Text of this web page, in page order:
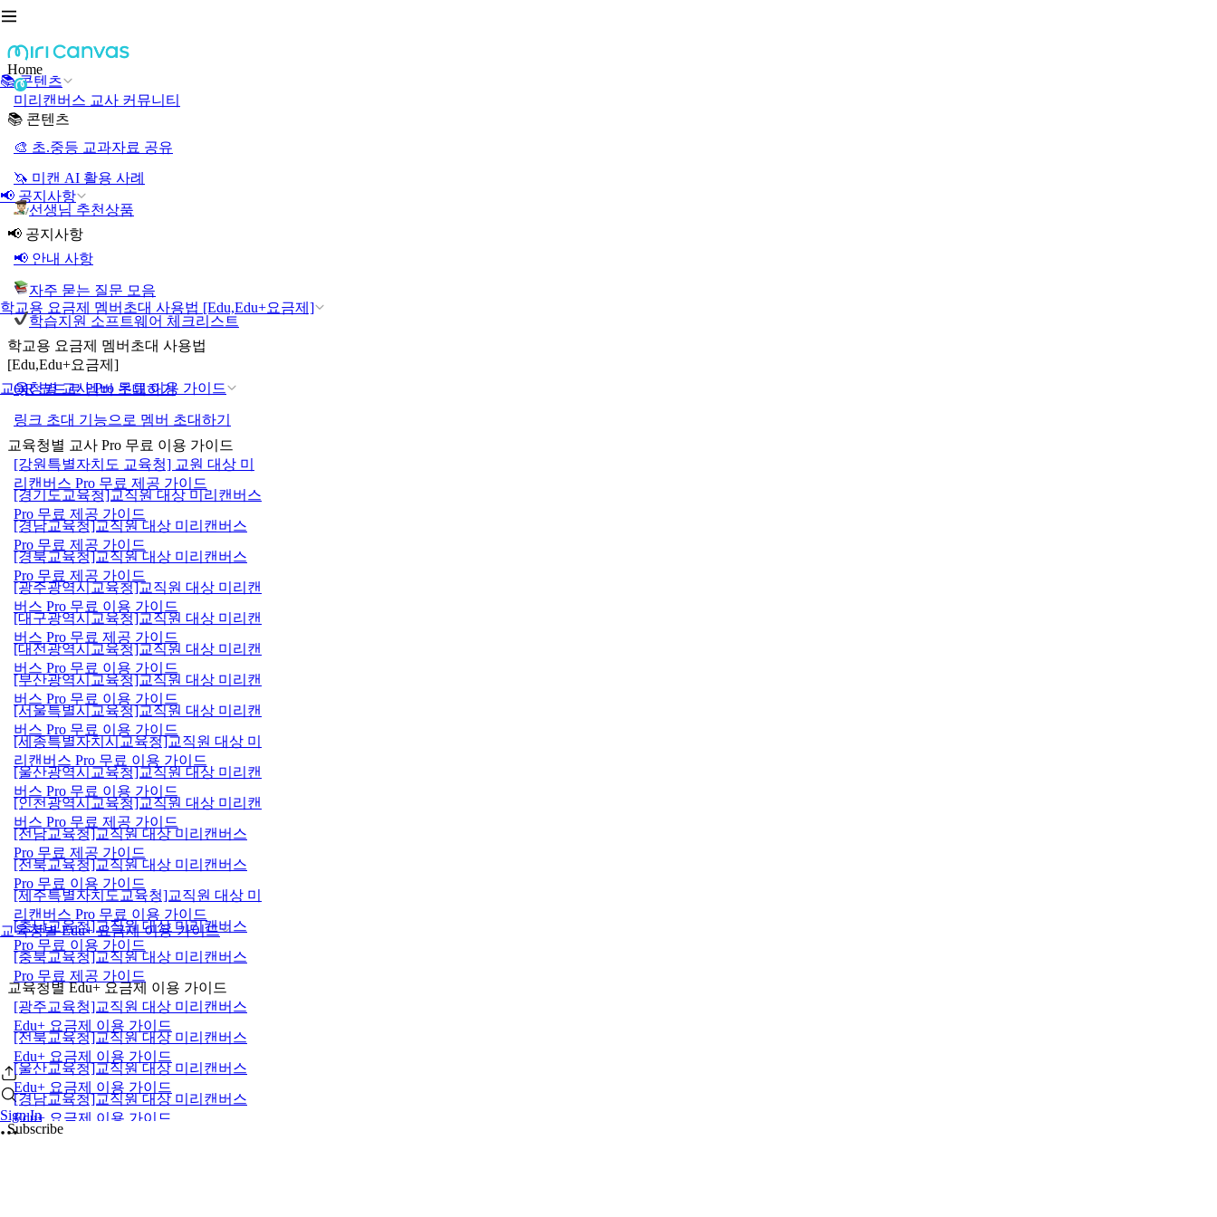
📚 콘텐츠
📢 공지사항
학교용 요금제 멤버초대 사용법 [Edu,Edu+요금제]
교육청별 교사 Pro 무료 이용 가이드
교육청별 Edu+ 요금제 이용 가이드
Sign In
Home
미리캔버스 교사 커뮤니티
📚 콘텐츠
🎨 초.중등 교과자료 공유
🦄 미캔 AI 활용 사례
선생님 추천상품
📢 공지사항
📢 안내 사항
자주 묻는 질문 모음
학습지원 소프트웨어 체크리스트
학교용 요금제 멤버초대 사용법
[Edu,Edu+요금제]
QR 코드로 멤버 초대하기
링크 초대 기능으로 멤버 초대하기
교육청별 교사 Pro 무료 이용 가이드
[강원특별자치도 교육청] 교원 대상 미
리캔버스 Pro 무료 제공 가이드
[경기도교육청]교직원 대상 미리캔버스
Pro 무료 제공 가이드
[경남교육청]교직원 대상 미리캔버스
Pro 무료 제공 가이드
[경북교육청]교직원 대상 미리캔버스
Pro 무료 제공 가이드
[광주광역시교육청]교직원 대상 미리캔
버스 Pro 무료 이용 가이드
[대구광역시교육청]교직원 대상 미리캔
버스 Pro 무료 제공 가이드
[대전광역시교육청]교직원 대상 미리캔
버스 Pro 무료 이용 가이드
[부산광역시교육청]교직원 대상 미리캔
버스 Pro 무료 이용 가이드
[서울특별시교육청]교직원 대상 미리캔
버스 Pro 무료 이용 가이드
[세종특별자치시교육청]교직원 대상 미
리캔버스 Pro 무료 이용 가이드
[울산광역시교육청]교직원 대상 미리캔
버스 Pro 무료 이용 가이드
[인천광역시교육청]교직원 대상 미리캔
버스 Pro 무료 제공 가이드
[전남교육청]교직원 대상 미리캔버스
Pro 무료 제공 가이드
[전북교육청]교직원 대상 미리캔버스
Pro 무료 이용 가이드
[제주특별자치도교육청]교직원 대상 미
리캔버스 Pro 무료 이용 가이드
[충남교육청]교직원 대상 미리캔버스
Pro 무료 이용 가이드
[충북교육청]교직원 대상 미리캔버스
Pro 무료 제공 가이드
교육청별 Edu+ 요금제 이용 가이드
[광주교육청]교직원 대상 미리캔버스
Edu+ 요금제 이용 가이드
[전북교육청]교직원 대상 미리캔버스
Edu+ 요금제 이용 가이드
[울산교육청]교직원 대상 미리캔버스
Edu+ 요금제 이용 가이드
[경남교육청]교직원 대상 미리캔버스
Edu+ 요금제 이용 가이드
Subscribe